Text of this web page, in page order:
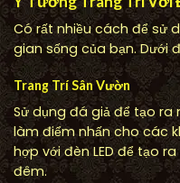
Có rất nhiều cách để sử
gian sống của bạn. Dưới
Trang Trí Sân Vườn
Sử dụng đá giả để tạo ra
làm điểm nhấn cho các
hợp với đèn LED để tạo
đêm.